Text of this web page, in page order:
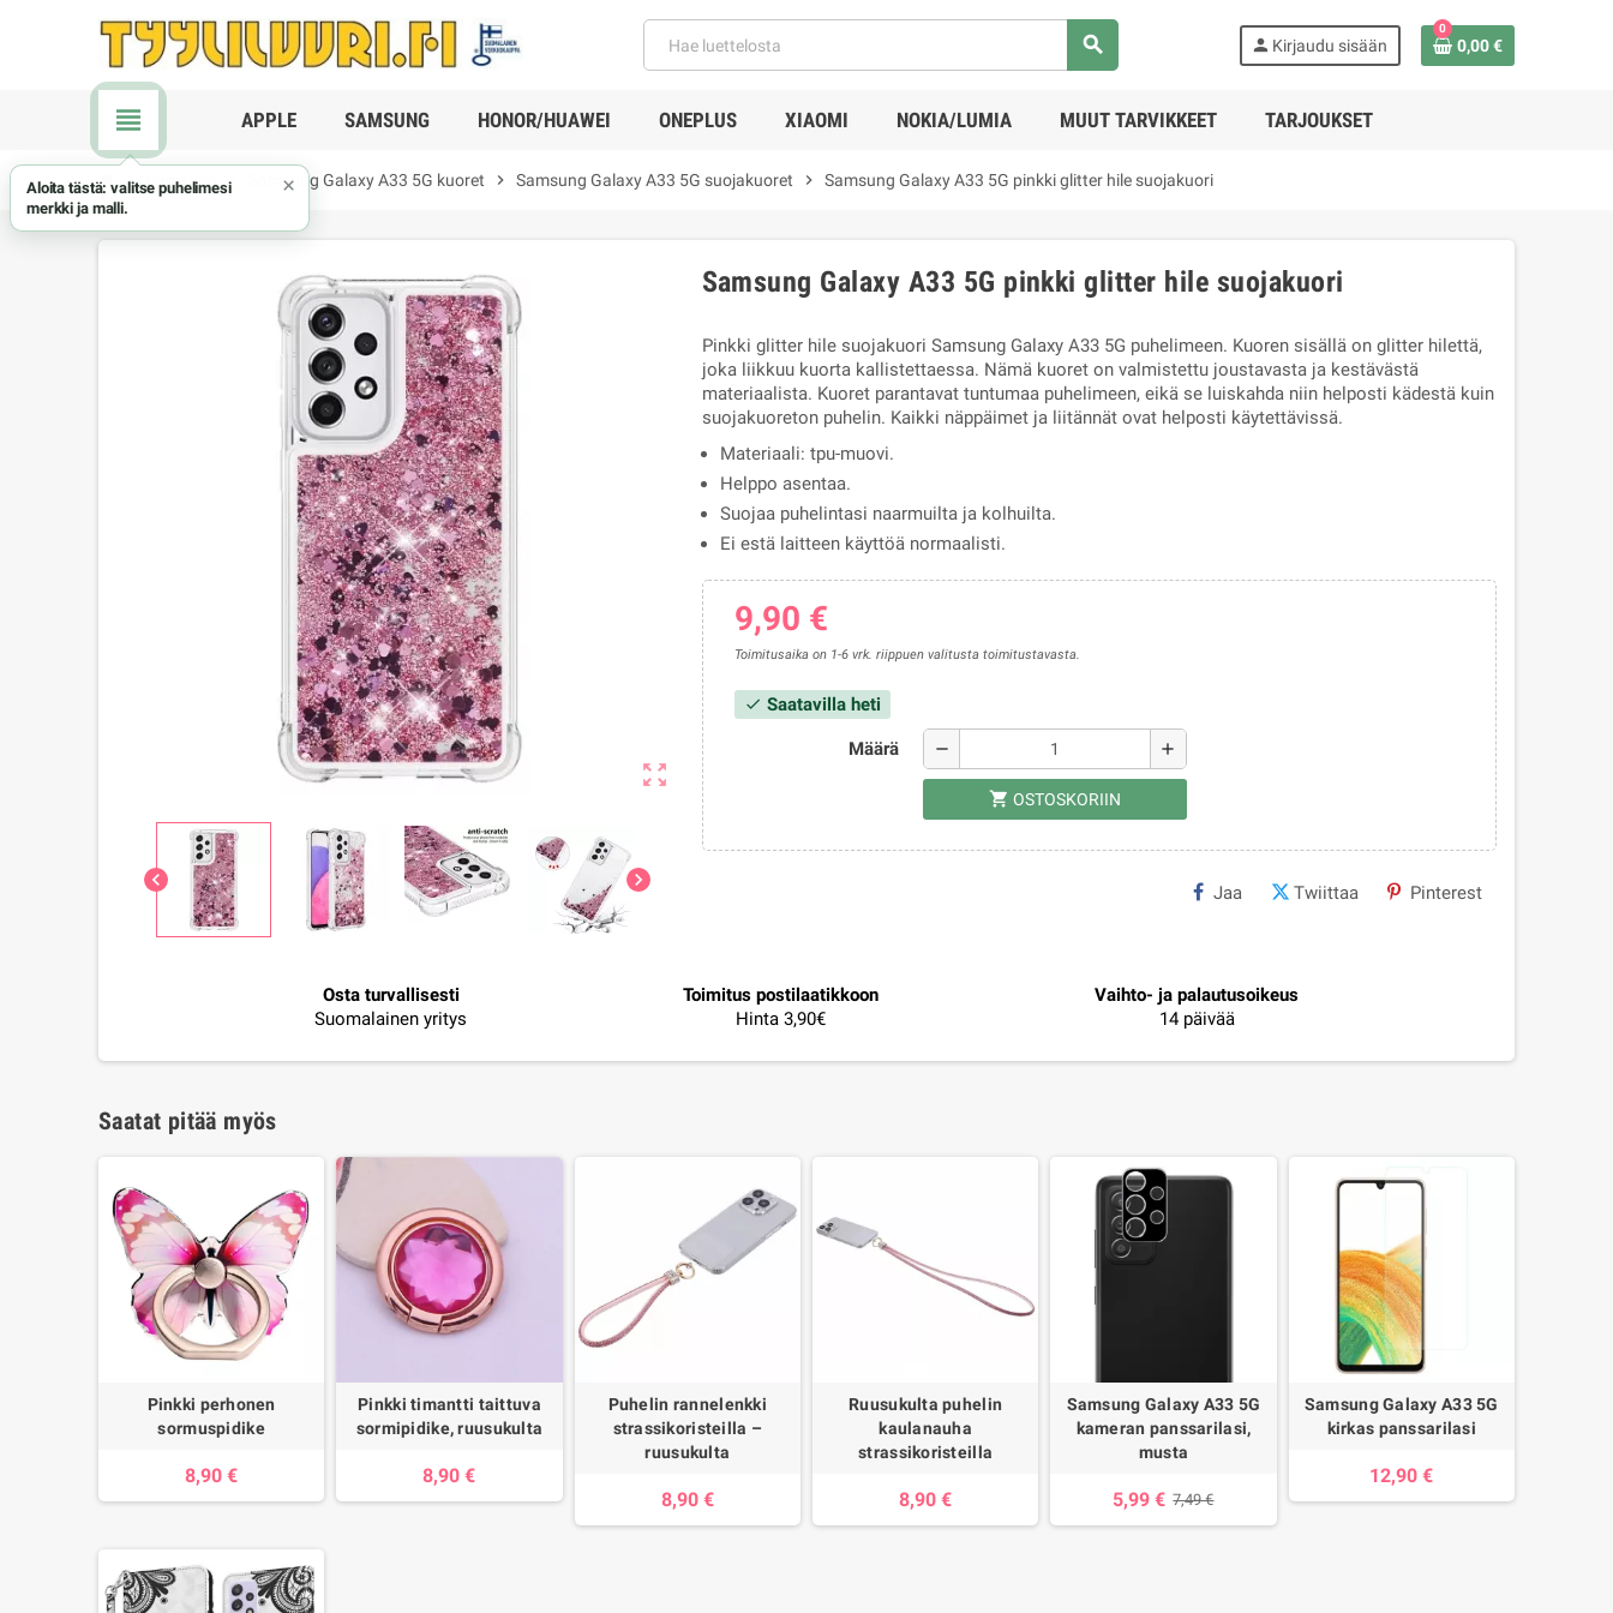
search person Kirjaudu sisään
0
0,00 €
view_headline APPLE SAMSUNG HONOR/HUAWEI ONEPLUS XIAOMI NOKIA/LUMIA MUUT TARVIKKEET TARJOUKSET
chevron_right Samsung chevron_right Samsung Galaxy A33 5G kuoret chevron_right Samsung Galaxy A33 5G suojakuoret chevron_right Samsung Galaxy A33 5G pinkki glitter hile suojakuori
zoom_out_map
chevron_left chevron_right
Samsung Galaxy A33 5G pinkki glitter hile suojakuori
Pinkki glitter hile suojakuori Samsung Galaxy A33 5G puhelimeen. Kuoren sisällä on glitter hilettä,
joka liikkuu kuorta kallistettaessa. Nämä kuoret on valmistettu joustavasta ja kestävästä
materiaalista. Kuoret parantavat tuntumaa puhelimeen, eikä se luiskahda niin helposti kädestä kuin
suojakuoreton puhelin. Kaikki näppäimet ja liitännät ovat helposti käytettävissä.
Materiaali: tpu-muovi.
Helppo asentaa.
Suojaa puhelintasi naarmuilta ja kolhuilta.
Ei estä laitteen käyttöä normaalisti.
9,90 €
Toimitusaika on 1-6 vrk. riippuen valitusta toimitustavasta.
check Saatavilla heti
Määrä remove add
shopping_cart OSTOSKORIIN
Jaa Twiittaa Pinterest
Osta turvallisesti
Suomalainen yritys
Toimitus postilaatikkoon
Hinta 3,90€
Vaihto- ja palautusoikeus
14 päivää
Saatat pitää myös
Pinkki perhonen
sormuspidike
8,90 €
Pinkki timantti taittuva
sormipidike, ruusukulta
8,90 €
Puhelin rannelenkki
strassikoristeilla –
ruusukulta
8,90 €
Ruusukulta puhelin
kaulanauha
strassikoristeilla
8,90 €
Samsung Galaxy A33 5G
kameran panssarilasi,
musta
5,99 € 7,49 €
Samsung Galaxy A33 5G
kirkas panssarilasi
12,90 €
Aloita tästä: valitse puhelimesi
merkki ja malli.
×